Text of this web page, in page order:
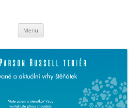
štěňátek
Menu Přejít k obsahu webu